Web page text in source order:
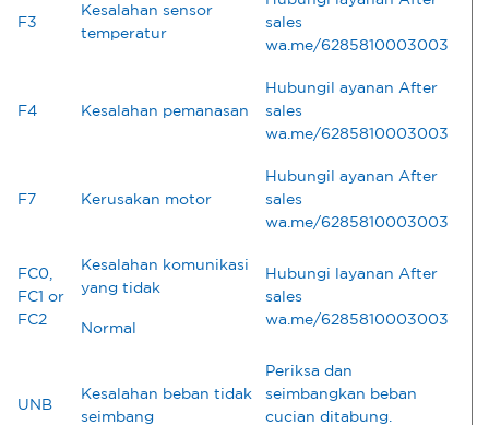
F3
Kesalahan sensor
temperatur
sales
wa.me/6285810003003
F4 Kesalahan pemanasan
Hubungil ayanan After
sales
wa.me/6285810003003
F7 Kerusakan motor
Hubungil ayanan After
sales
wa.me/6285810003003
FC0,
FC1 or
FC2
Kesalahan komunikasi
yang tidak
Normal
Hubungi layanan After
sales
wa.me/6285810003003
UNB
Kesalahan beban tidak
seimbang
Periksa dan
seimbangkan beban
cucian ditabung.